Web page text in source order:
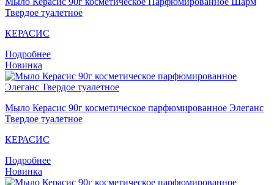
Твердое туалетное
КЕРАСИС
Подробнее
Новинка
Мыло Кераcис 90г косметическое парфюмированное Элеганс
Твердое туалетное
КЕРАСИС
Подробнее
Новинка